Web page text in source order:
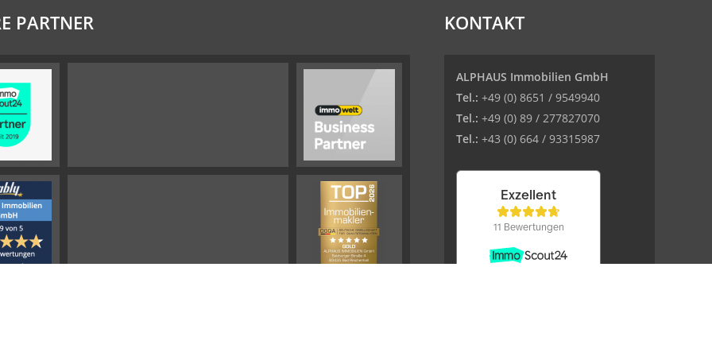
PARTNER KONTAKT
ALPHAUS Immobilien GmbH
Tel.: +49 (0) 8651 / 9549940
Tel.: +49 (0) 89 / 277827070
Tel.: +43 (0) 664 / 93315987